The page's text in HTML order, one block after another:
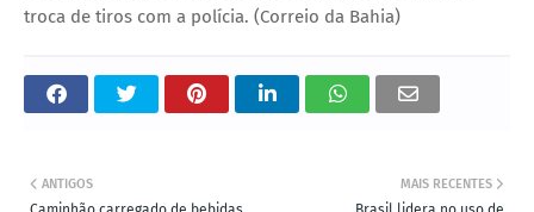
troca de tiros com a polícia. (Correio da Bahia)
MAIS RECENTES
ANTIGOS